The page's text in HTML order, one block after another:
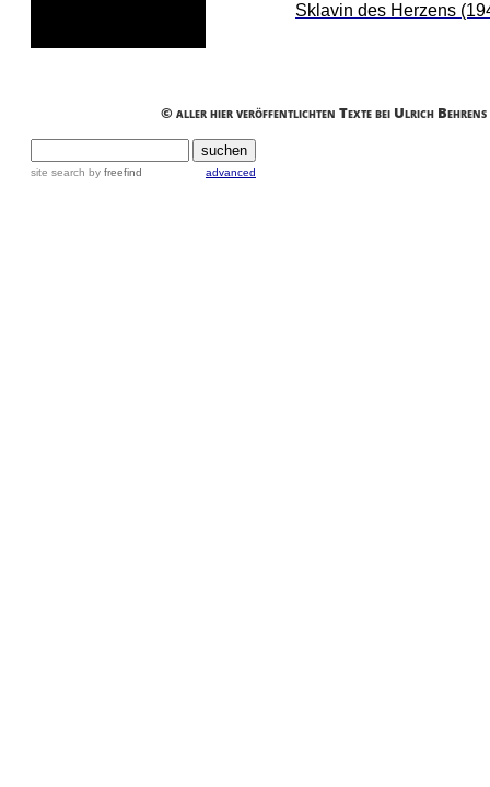
Sklavin des Herzens
© aller hier veröffentlichten Texte bei Ulrich
site search by freefind advanced